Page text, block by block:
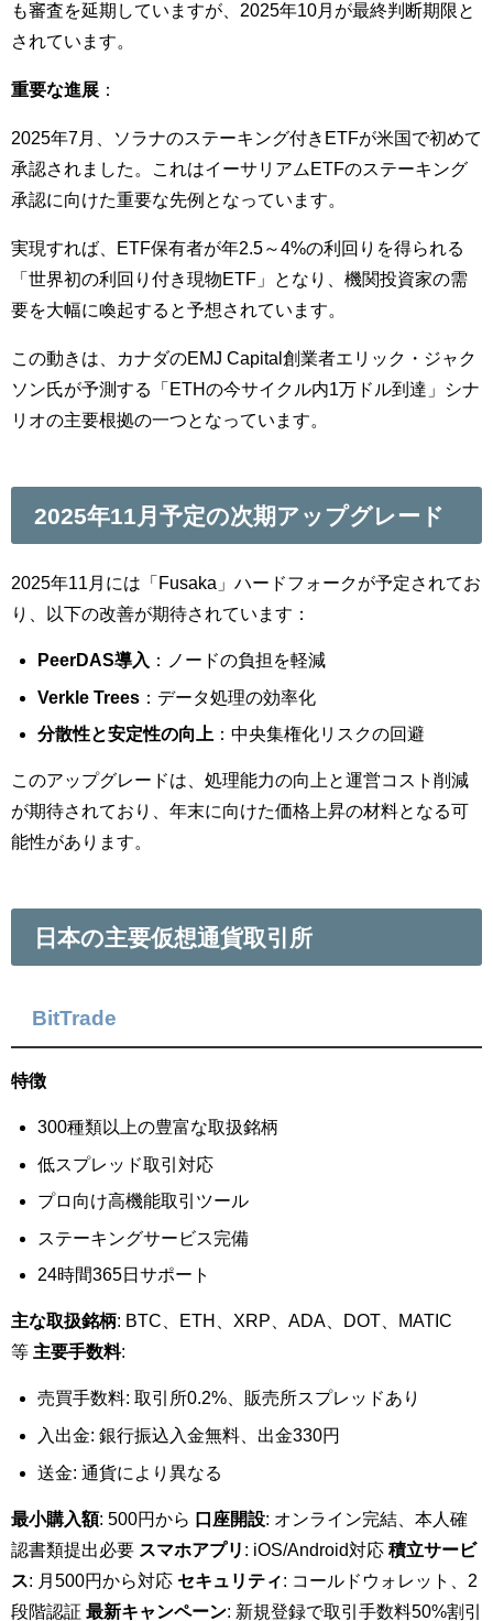
も審査を延期していますが、2025年10月が最終判断期限と
されています。
重要な進展 ：
2025年7月、ソラナのステーキング付きETFが米国で初めて
承認されました。これはイーサリアムETFのステーキング
承認に向けた重要な先例となっています。
実現すれば、ETF保有者が年2.5～4%の利回りを得られる
「世界初の利回り付き現物ETF」となり、機関投資家の需
要を大幅に喚起すると予想されています。
この動きは、カナダのEMJ Capital創業者エリック・ジャク
ソン氏が予測する「ETHの今サイクル内1万ドル到達」シナ
リオの主要根拠の一つとなっています。
2025年11月予定の次期アップグレード
2025年11月には「Fusaka」ハードフォークが予定されてお
り、以下の改善が期待されています：
PeerDAS導入 ：ノードの負担を軽減
Verkle Trees ：データ処理の効率化
分散性と安定性の向上 ：中央集権化リスクの回避
このアップグレードは、処理能力の向上と運営コスト削減
が期待されており、年末に向けた価格上昇の材料となる可
能性があります。
日本の主要仮想通貨取引所
BitTrade
特徴
300種類以上の豊富な取扱銘柄
低スプレッド取引対応
プロ向け高機能取引ツール
ステーキングサービス完備
24時間365日サポート
主な取扱銘柄: BTC、ETH、XRP、ADA、DOT、MATIC
等 主要手数料:
売買手数料: 取引所0.2%、販売所スプレッドあり
入出金: 銀行振込入金無料、出金330円
送金: 通貨により異なる
最小購入額: 500円から 口座開設: オンライン完結、本人確
認書類提出必要 スマホアプリ : iOS/Android対応 積立サービ
ス: 月500円から対応 セキュリティ: コールドウォレット、2
段階認証 最新キャンペーン: 新規登録で取引手数料50%割引